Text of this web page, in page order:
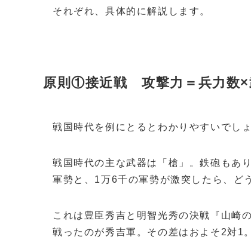
それぞれ、具体的に解説します。
原則①接近戦 攻撃力＝兵力数×
戦国時代を例にとるとわかりやすいでしょ
戦国時代の主な武器は「槍」。鉄砲もあ
軍勢と、1万6千の軍勢が激突したら、ど
これは豊臣秀吉と明智光秀の決戦『山崎
戦ったのが秀吉軍。その差はおよそ2対1